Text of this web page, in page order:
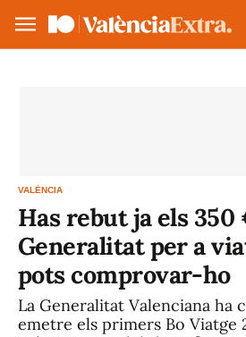
VALÈNCIA
Has rebut ja els 350
Generalitat per a
pots comprovar-ho
La Generalitat Valenciana ha
emetre els primers Bo Viatge